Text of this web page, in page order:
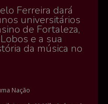
Ferreira dará
universitários
de Fortaleza,
e a sua
da música no
Nação